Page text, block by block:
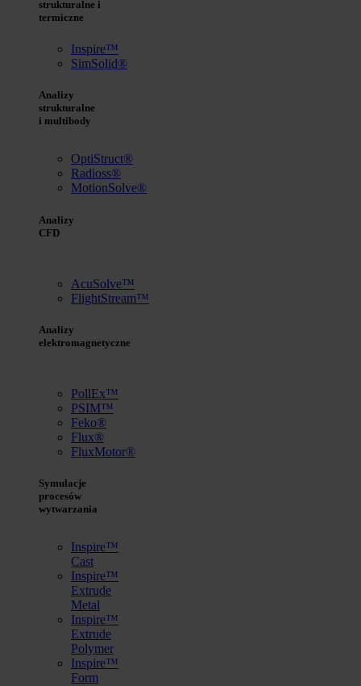
strukturalne i
termiczne
Inspire™
SimSolid®
Analizy
strukturalne
i multibody
OptiStruct®
Radioss®
MotionSolve®
Analizy
CFD
AcuSolve™
FlightStream™
Analizy
elektromagnetyczne
PollEx™
PSIM™
Feko®
Flux®
FluxMotor®
Symulacje
procesów
wytwarzania
Inspire™
Cast
Inspire™
Extrude
Metal
Inspire™
Extrude
Polymer
Inspire™
Form